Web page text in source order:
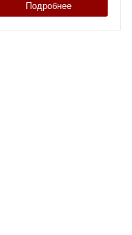
Подробнее